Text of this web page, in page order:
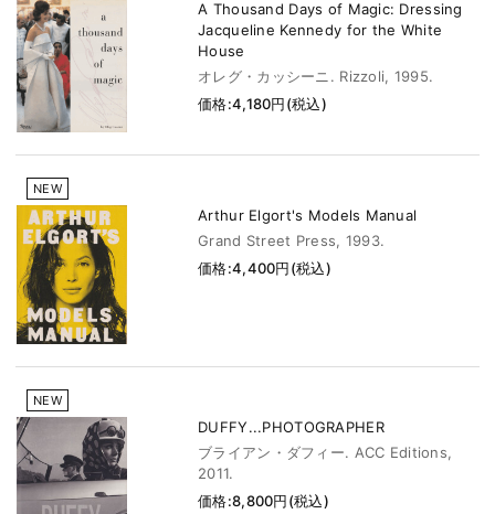
A Thousand Days of Magic: Dressing
Jacqueline Kennedy for the White
House
オレグ・カッシーニ. Rizzoli, 1995.
価格:4,180円(税込)
NEW
Arthur Elgort's Models Manual
Grand Street Press, 1993.
価格:4,400円(税込)
NEW
DUFFY...PHOTOGRAPHER
ブライアン・ダフィー. ACC Editions,
2011.
価格:8,800円(税込)